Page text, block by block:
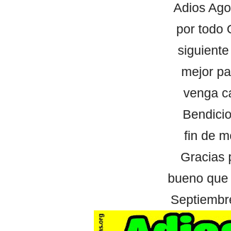
Adios
por todo
mejor
venga
fin de
Gracias
bueno